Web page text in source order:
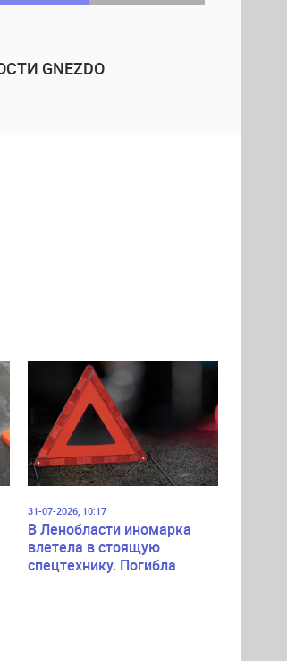
GNEZDO
31-07-2026, 10:17
В Ленобласти иномарка
влетела в стоящую
спецтехнику. Погибла